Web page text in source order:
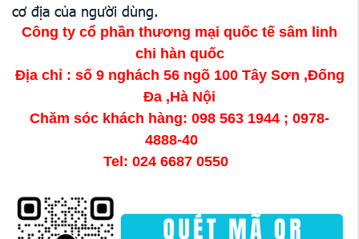
cơ địa của người dùng.
Công ty cổ phần thương mại quốc tế sâm linh
chi hàn quốc
Địa chỉ : số 9 nghách 56 ngõ 100 Tây Sơn ,Đống
Đa ,Hà Nội
Chăm sóc khách hàng: 098 563 1944 ; 0978-
4888-40
Tel: 024 6687 0550